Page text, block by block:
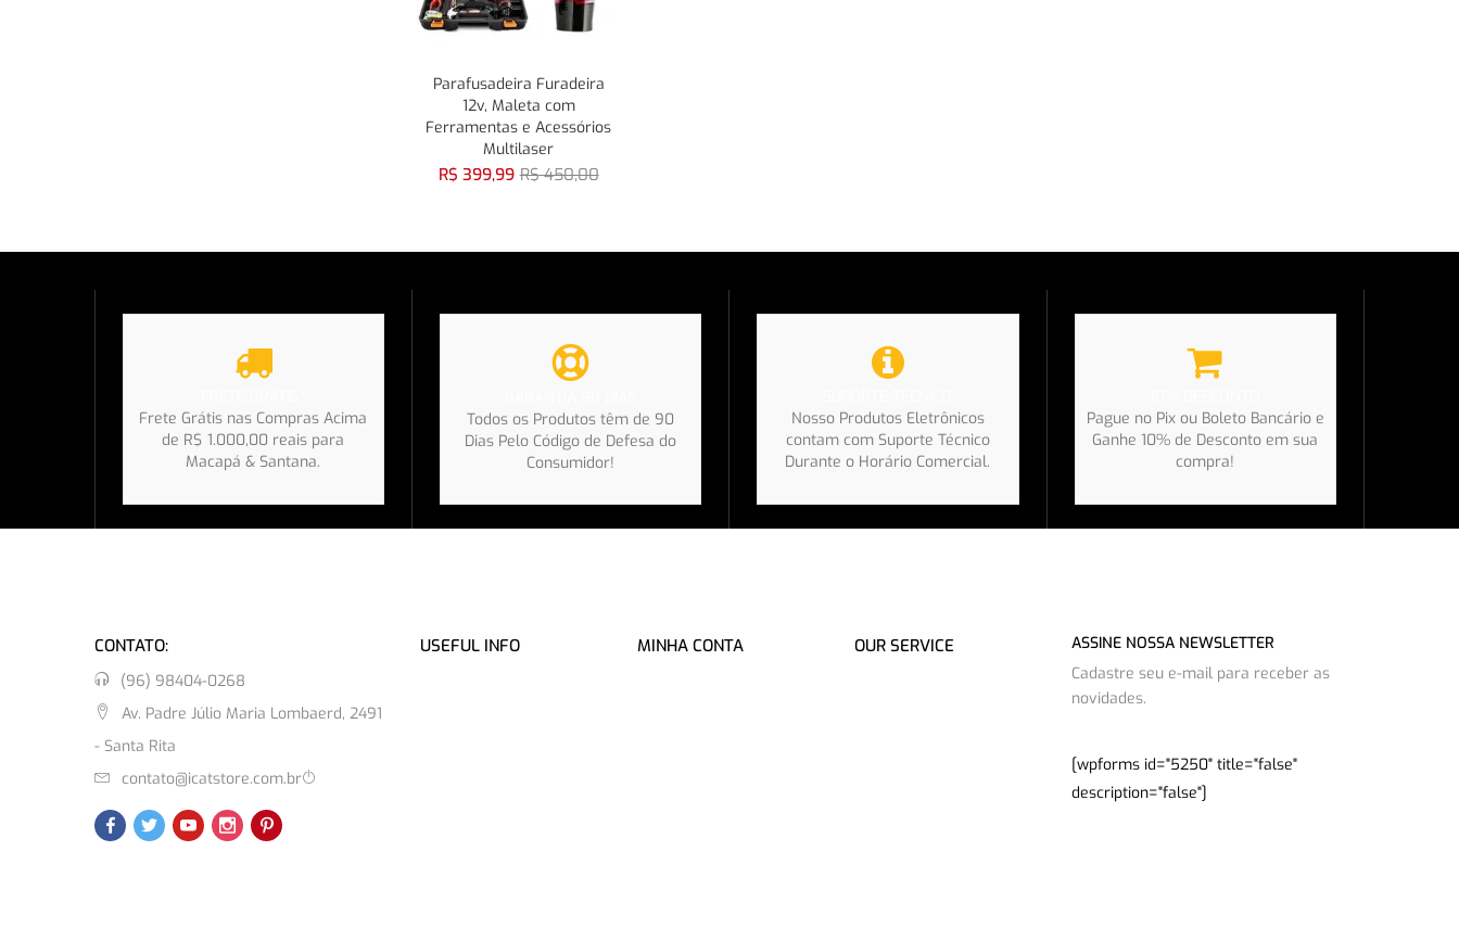
Parafusadeira Furadeira
12v, Maleta com
Ferramentas e Acessórios
Multilaser
R$ 399,99 R$450,00
Frete Grátis nas Compras Acima
de R$ 1.000,00 reais para
Macapá & Santana.
Todos os Produtos têm de 90
Dias Pelo Código de Defesa do
Consumidor!
Nosso Produtos Eletrônicos
contam com Suporte Técnico
Durante o Horário Comercial.
Pague no Pix ou Boleto Bancário e
Ganhe 10% de Desconto em sua
compra!
CONTATO:
(96) 98404-0268
Av. Padre Júlio Maria Lombaerd, 2491
- Santa Rita
contato@icatstore.com.br
USEFUL INFO MINHA CONTA OUR SERVICE
ASSINE NOSSA NEWSLETTER
Cadastre seu e-mail para receber as
novidades.
[wpforms id="5250" title="false"
description="false"]